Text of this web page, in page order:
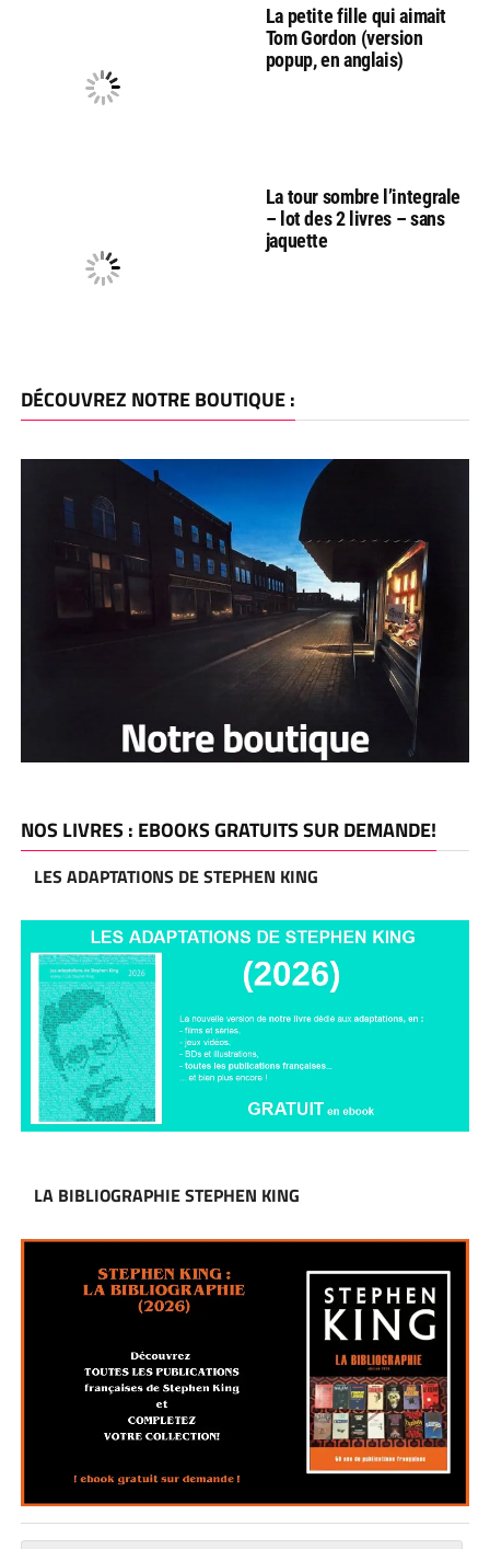
La petite fille qui aimait
Tom Gordon (version
popup, en anglais)
La tour sombre l’integrale
– lot des 2 livres – sans
jaquette
DÉCOUVREZ NOTRE BOUTIQUE :
NOS LIVRES : EBOOKS GRATUITS SUR DEMANDE!
LES ADAPTATIONS DE STEPHEN KING
LA BIBLIOGRAPHIE STEPHEN KING